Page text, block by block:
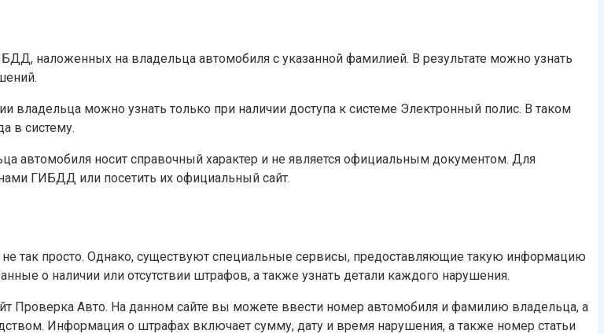
наложенных на владельца автомобиля с указанной фамилией. В результате можно узнать
можно узнать только при наличии доступа к системе Электронный полис. В таком
в систему.
автомобиля носит справочный характер и не является официальным документом. Для
ГИБДД или посетить их официальный сайт.
просто. Однако, существуют специальные сервисы, предоставляющие такую информацию
о наличии или отсутствии штрафов, а также узнать детали каждого нарушения.
Авто. На данном сайте вы можете ввести номер автомобиля и фамилию владельца, а
Информация о штрафах включает сумму, дату и время нарушения, а также номер статьи